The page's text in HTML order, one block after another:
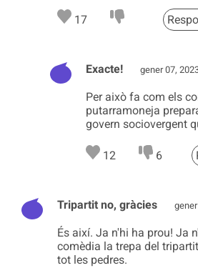
17
Exacte! gener 07,
Per això fa com els
putarramoneja
govern sociovergent
12 6
Tripartit no, gràcies
És així. Ja n'hi ha prou! Ja
comèdia la trepa del
tot les pedres.